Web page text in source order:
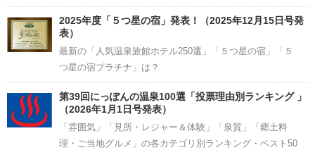
2025年度「５つ星の宿」発表！（2025年12月15日号発
表）
最新の「人気温泉旅館ホテル250選」「５つ星の宿」「５
つ星の宿プラチナ」は？
第39回にっぽんの温泉100選「投票理由別ランキング 」
（2026年1月1日号発表）
「雰囲気」「見所・レジャー＆体験」「泉質」「郷土料
理・ご当地グルメ」の各カテゴリ別ランキング・ベスト50